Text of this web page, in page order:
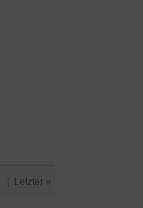
Letzter »